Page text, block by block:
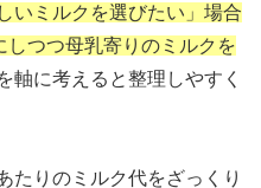
いミルクを選びたい」場合
つつ母乳寄りのミルクを
軸に考えると整理しやすく
たりのミルク代をざっくり